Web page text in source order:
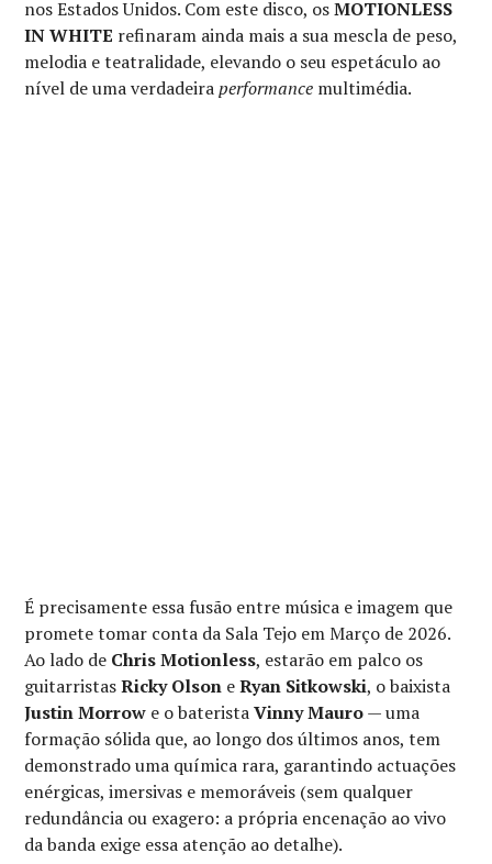
nos Estados Unidos. Com este disco, osMOTIONLESS
IN WHITE refinaram ainda mais a sua mescla de peso,
melodia e teatralidade, elevando o seu espetáculo ao
nível de uma verdadeiraperformance multimédia.
É precisamente essa fusão entre música e imagem que
promete tomar conta da Sala Tejo em Março de 2026.
Ao lado de Chris Motionless, estarão em palco os
guitarristasRicky Olson eRyan Sitkowski, o baixista
Justin Morrow e o bateristaVinny Mauro— uma
formação sólida que, ao longo dos últimos anos, tem
demonstrado uma química rara, garantindo actuações
enérgicas, imersivas e memoráveis (sem qualquer
redundância ou exagero: a própria encenação ao vivo
da banda exige essa atenção ao detalhe).